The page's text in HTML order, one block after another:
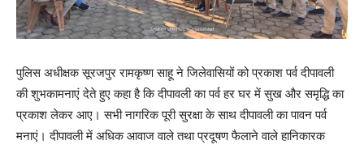
पुलिस अधीक्षक सूरजपुर रामकृष्ण साहू ने जिलेवासियों को प्रकाश पर्व दीपावली
की शुभकामनाएं देते हुए कहा है कि दीपावली का पर्व हर घर में सुख और समृद्धि का
प्रकाश लेकर आए। सभी नागरिक पूरी सुरक्षा के साथ दीपावली का पावन पर्व
मनाएं। दीपावली में अधिक आवाज वाले तथा प्रदूषण फैलाने वाले हानिकारक